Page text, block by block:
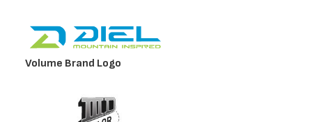
Volume Brand Logo